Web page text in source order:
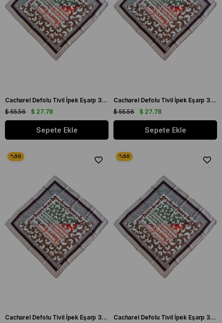
Cacharel Defolu Tivil İpek Eşarp 36977 Pudra Karışık Desen
$ 27.78
$ 55.56
Sepete Ekle
Cacharel Defolu Tivil İpek Eşarp 36978 Pudra Karışık Desen
$ 27.78
$ 55.56
Sepete Ekle
Cacharel Defolu Tivil İpek Eşarp 36979 Pudra Karışık Desen Cacharel Defolu Tivil İpek Eşarp 36984 Pudra Karışık Desen